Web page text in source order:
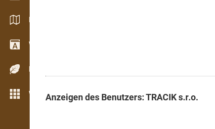
Kataloge / Broschüren
Wörterbuch
Holzarten
Weitere Funktionen
Anzeigen des Benutzers: TRACIK s.r.o.